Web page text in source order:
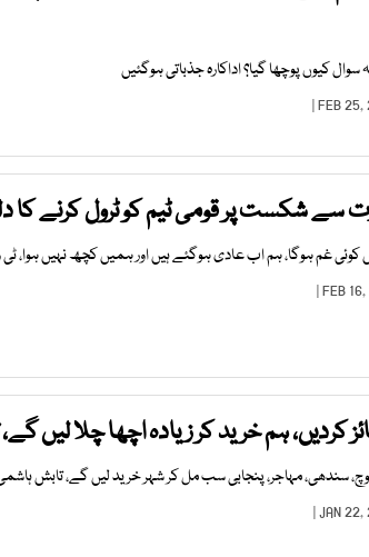
کیوں پوچھا گیا؟ اداکارہ جذباتی ہوگئیں
سے شکست پر قومی ٹیم کو ٹرول کرنے کا
غم ہوگا، ہم اب عادی ہوگئے ہیں اور ہمیں کچھ نہیں ہوا، ٹی
کردیں، ہم خرید کر زیادہ اچھا چلا لیں
سندھی، مہاجر، پنجابی سب مل کر شہر خرید لیں گے، تابش